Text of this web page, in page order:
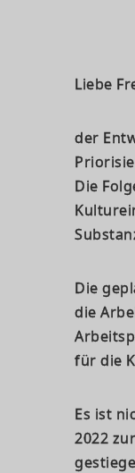
Liebe
der
Die
Die
die
für die
Es ist
2022